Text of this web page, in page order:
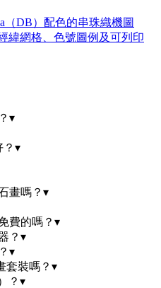
（DB）配色的串珠織機圖
緯網格、色號圖例及可列印
▾
▾
畫嗎？ ▾
費的嗎？ ▾
？ ▾
▾
套裝嗎？ ▾
？ ▾